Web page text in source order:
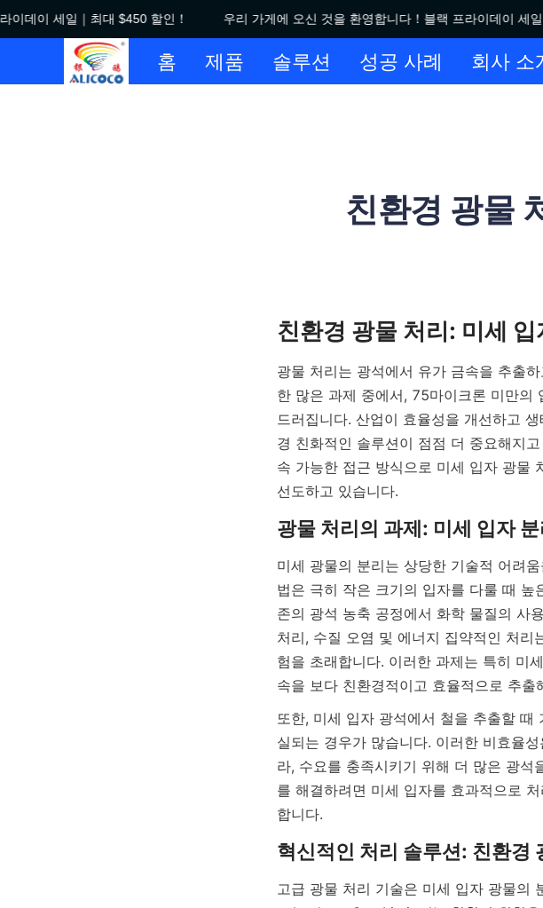
데이 세일｜최대 $450 할인！ 우리 가게에 오신 것을 환영합니다！블랙 프라이데이 세일
홈 제품 솔루션 성공 사례 회사 소
친환경 광물
광물 처리는 광석에서 유가 금속을 추출
한 많은 과제 중에서, 75마이크론 미만의
드러집니다. 산업이 효율성을 개선하고
경 친화적인 솔루션이 점점 더 중요해지
속 가능한 접근 방식으로 미세 입자 광물
선도하고 있습니다.
미세 광물의 분리는 상당한 기술적 어려
법은 극히 작은 크기의 입자를 다룰 때
존의 광석 농축 공정에서 화학 물질의 사
처리, 수질 오염 및 에너지 집약적인 처
험을 초래합니다. 이러한 과제는 특히 미
속을 보다 친환경적이고 효율적으로 추
또한, 미세 입자 광석에서 철을 추출할
실되는 경우가 많습니다. 이러한 비효율
라, 수요를 충족시키기 위해 더 많은 광석
를 해결하려면 미세 입자를 효과적으로
고급 광물 처리 기술은 미세 입자 광물의